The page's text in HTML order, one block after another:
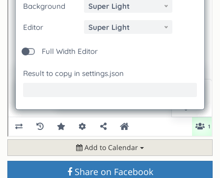
Add to Calendar
Share on Facebook